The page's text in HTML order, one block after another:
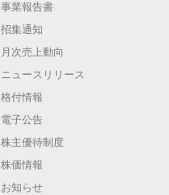
事業報告書
招集通知
月次売上動向
ニュースリリース
格付情報
電子公告
株主優待制度
株価情報
お知らせ